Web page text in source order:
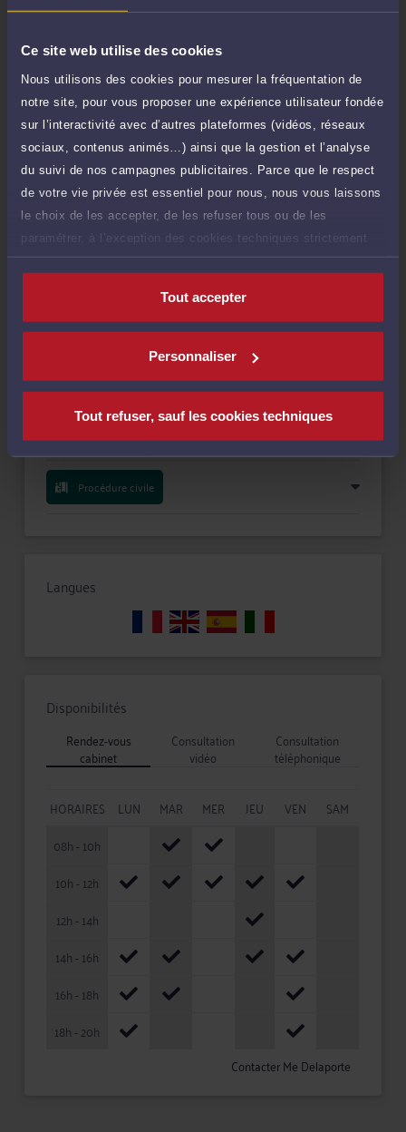
Ce site web utilise des cookies
Nous utilisons des cookies pour mesurer la fréquentation de
notre site, pour vous proposer une expérience utilisateur fondée
sur l’interactivité avec d’autres plateformes (vidéos, réseaux
sociaux, contenus animés…) ainsi que la gestion et l’analyse
du suivi de nos campagnes publicitaires. Parce que le respect
de votre vie privée est essentiel pour nous, nous vous laissons
le choix de les accepter, de les refuser tous ou de les
paramétrer, à l’exception des cookies techniques strictement
nécessaires au fonctionnement du site.
Tout accepter
Personnaliser
Tout refuser, sauf les cookies techniques
Réponse concise à votre question (moins
de 1.000 caractères)
Poser une question
Consultation écrite
Etude de votre dossier + possibilité
d'ajout d'une pièce jointe
240 €
TTC
Consulter par écrit
Compétences
Droit du travail
Procédure civile
Langues
Disponibilités
Rendez-vous
cabinet
Consultation
vidéo
Consultation
téléphonique
HORAIRES LUN MAR MER JEU VEN
SAM
08h - 10h
10h - 12h
12h - 14h
14h - 16h
16h - 18h
18h - 20h
Contacter Me Delaporte